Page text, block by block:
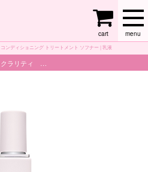
menu
cart
ンディショニング トリートメント ソフナー | 乳液